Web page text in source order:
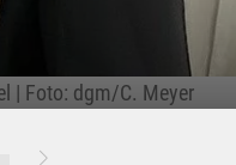
| Foto: dgm/C. Meyer